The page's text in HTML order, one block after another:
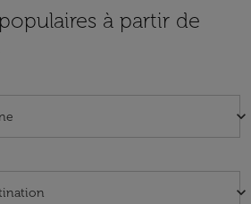
à partir de
keyboard_arrow_down
keyboard_arrow_down